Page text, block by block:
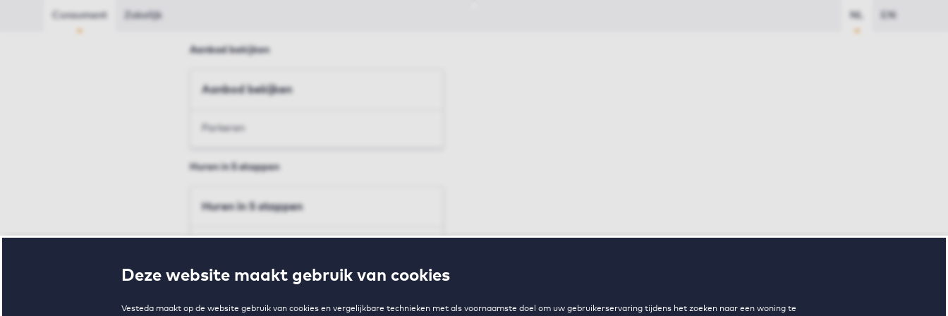
Deze website maakt gebruik van cookies
Vesteda maakt op de website gebruik van cookies en vergelijkbare technieken met als voornaamste doel om uw gebruikerservaring tijdens het zoeken naar een woning te
Consument Zakelijk NL EN
Aanbod bekijken
Aanbod bekijken
Parkeren
Huren in 5 stappen
Huren in 5 stappen
Voorwaarden en toewijzing